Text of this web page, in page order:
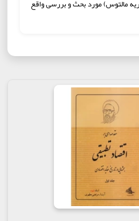
مالتوس) مورد بحث و بررسى واقع